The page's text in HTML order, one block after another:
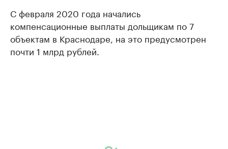
С февраля 2020 года начались
компенсационные выплаты дольщикам по 7
объектам в Краснодаре, на это предусмотрен
почти 1 млрд рублей.